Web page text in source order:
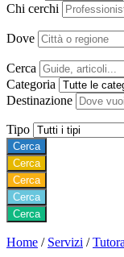
Chi cerchi
Dove
Cerca
Categoria
Destinazione
Tipo
Cerca
Cerca
Cerca
Cerca
Cerca
Home / Servizi /